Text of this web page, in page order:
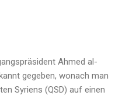
Ahmed al-
gegeben, wonach man
Syriens (QSD) auf einen